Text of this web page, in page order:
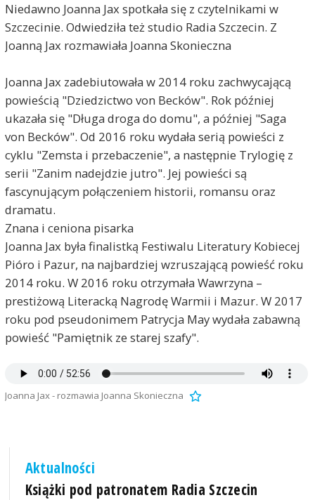
Niedawno Joanna Jax spotkała się z czytelnikami w
Szczecinie. Odwiedziła też studio Radia Szczecin. Z
Joanną Jax rozmawiała Joanna Skonieczna
Joanna Jax zadebiutowała w 2014 roku zachwycającą
powieścią "Dziedzictwo von Becków". Rok później
ukazała się "Długa droga do domu", a później "Saga
von Becków". Od 2016 roku wydała serią powieści z
cyklu "Zemsta i przebaczenie", a następnie Trylogię z
serii "Zanim nadejdzie jutro". Jej powieści są
fascynującym połączeniem historii, romansu oraz
dramatu.
Znana i ceniona pisarka
Joanna Jax była finalistką Festiwalu Literatury Kobiecej
Pióro i Pazur, na najbardziej wzruszającą powieść roku
2014 roku. W 2016 roku otrzymała Wawrzyna –
prestiżową Literacką Nagrodę Warmii i Mazur. W 2017
roku pod pseudonimem Patrycja May wydała zabawną
powieść "Pamiętnik ze starej szafy".
Joanna Jax - rozmawia Joanna Skonieczna
Aktualności
Książki pod patronatem Radia Szczecin